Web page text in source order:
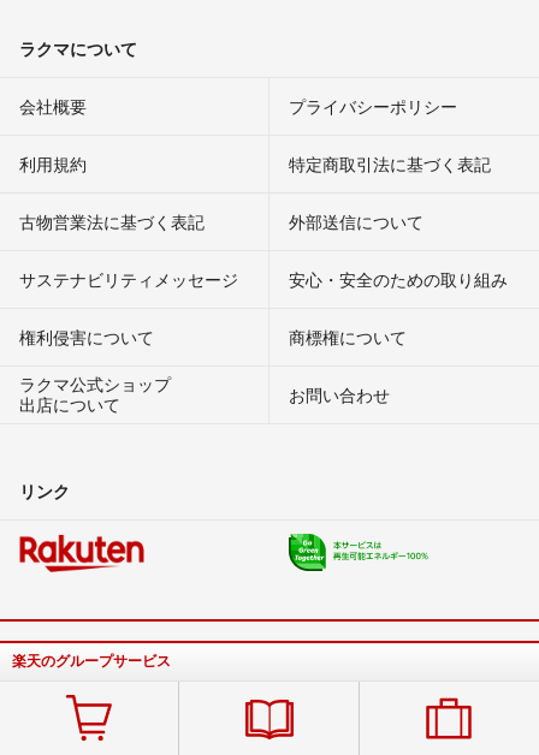
ラクマについて
会社概要 プライバシーポリシー
利用規約 特定商取引法に基づく表記
古物営業法に基づく表記 外部送信について
サステナビリティメッセージ 安心・安全のための取り組み
権利侵害について
商標権について
ラクマ公式ショップ
出店について
お問い合わせ
リンク
楽天のグループサービス